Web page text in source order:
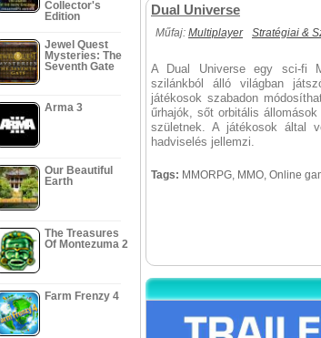
Collector's
Edition
Jewel Quest
Mysteries: The
Seventh Gate
Arma 3
Our Beautiful
Earth
The Treasures
Of Montezuma 2
Farm Frenzy 4
Dual Universe
Műfaj: Multiplayer Stratégiai &
A Dual Universe egy sci-fi
szilánkból álló világban
játékosok szabadon
űrhajók, sőt orbitális
születnek. A játékosok által
hadviselés jellemzi.
Tags: MMORPG, MMO, Online